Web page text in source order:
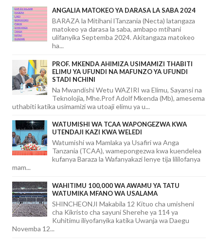
ANGALIA MATOKEO YA DARASA LA SABA 2024
BARAZA la Mitihani lTanzania (Necta) latangaza
matokeo ya darasa la saba, ambapo mtihani
ulifanyika Septemba 2024. Akitangaza matokeo
ha...
PROF. MKENDA AHIMIZA USIMAMIZI THABITI
ELIMU YA UFUNDI NA MAFUNZO YA UFUNDI
STADI NCHINI
Na Mwandishi Wetu WAZIRI wa Elimu, Sayansi na
Teknolojia, Mhe.Prof Adolf Mkenda (Mb), amesema
uthabiti katika usimamizi wa utoaji elimu ya u...
WATUMISHI WA TCAA WAPONGEZWA KWA
UTENDAJI KAZI KWA WELEDI
Watumishi wa Mamlaka ya Usafiri wa Anga
Tanzania (TCAA), wamepongezwa kwa kuendelea
kufanya Baraza la Wafanyakazi lenye tija lililofanya
mam...
WAHITIMU 100,000 WA AWAMU YA TATU
WATUMIKA MFANO WA USALAMA
SHINCHEONJI Makabila 12 Kituo cha umisheni
cha Kikristo cha sayuni Sherehe ya 114 ya
Kuhitimu iliyofanyika katika Uwanja wa Daegu
Novemba 12...